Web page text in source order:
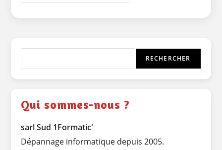
Votre
RECHERCHER
Qui sommes-nous ?
sarl Sud 1Formatic'
Dépannage informatique depuis 2005.